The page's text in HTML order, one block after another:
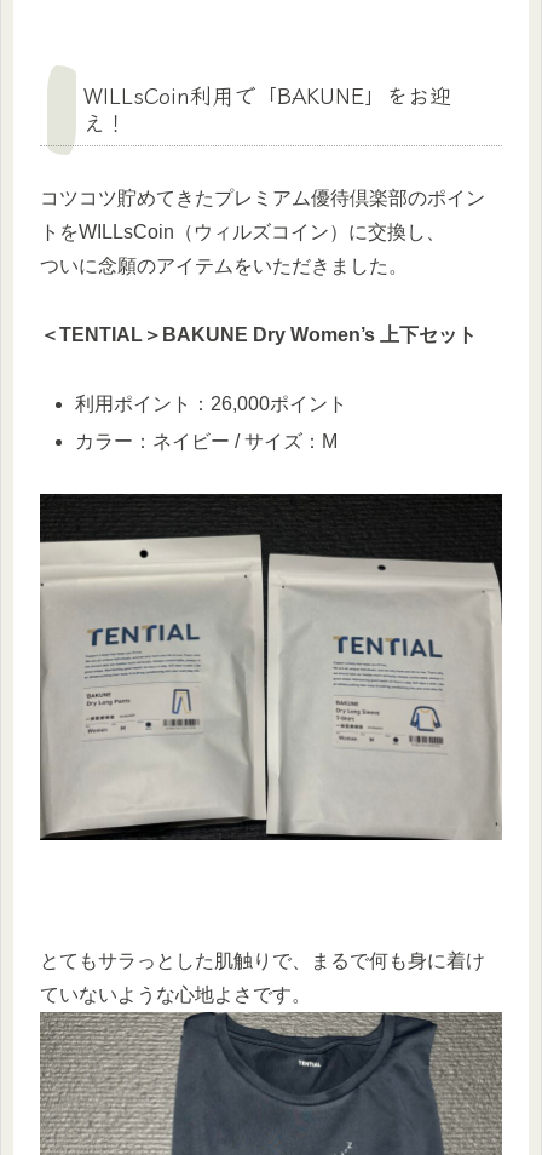
WILLsCoin利用で「BAKUNE」をお迎
え！
コツコツ貯めてきたプレミアム優待倶楽部のポイン
トをWILLsCoin（ウィルズコイン）に交換し、
ついに念願のアイテムをいただきました。
＜TENTIAL＞BAKUNE Dry Women’s 上下セット
利用ポイント：26,000ポイント
カラー：ネイビー / サイズ：M
とてもサラっとした肌触りで、まるで何も身に着け
ていないような心地よさです。